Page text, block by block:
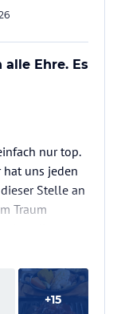
Ehre. Es
nur top.
uns jeden
Stelle an
Traum
der Seaside
Die
+15